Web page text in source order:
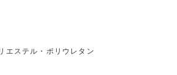
エステル・ポリウレタン